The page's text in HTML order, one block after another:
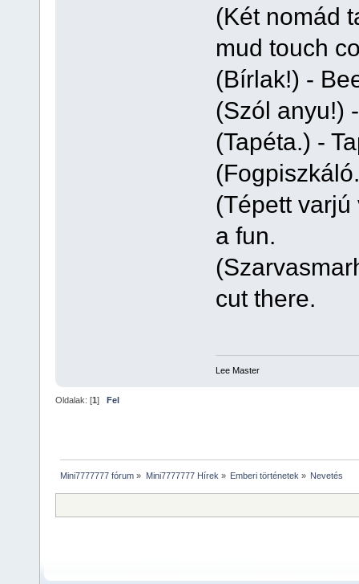
(Két nomád
mud touch
(Bírlak!) -
(Szól anyu!)
(Tapéta.) -
(Tépett varjú
a fun.
cut there.
Lee Master
Oldalak: [1] Fel
Mini7777777 fórum » Mini7777777 Hírek » Emberi történetek » Nevetés